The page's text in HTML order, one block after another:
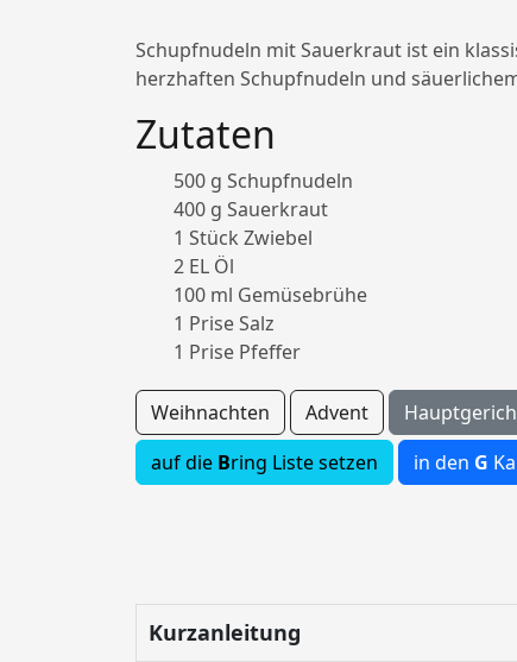
Schupfnudeln mit Sauerkraut ist ein
herzhaften Schupfnudeln und
Zutaten
500 g Schupfnudeln
400 g Sauerkraut
1 Stück Zwiebel
2 EL Öl
100 ml Gemüsebrühe
1 Prise Salz
1 Prise Pfeffer
Weihnachten Advent
auf die Bring Liste setzen in den G
Kurzanleitung